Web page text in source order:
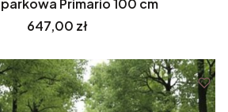
Primario 100 cm
Cena
647,00 zł